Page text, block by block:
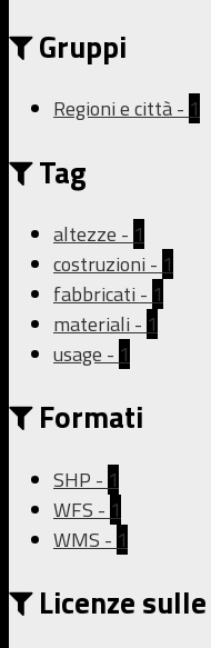
Gruppi
Regioni e città- 1
Tag
altezze - 1
costruzioni - 1
fabbricati - 1
materiali - 1
usage - 1
Formati
SHP - 1
WFS - 1
WMS - 1
Licenze